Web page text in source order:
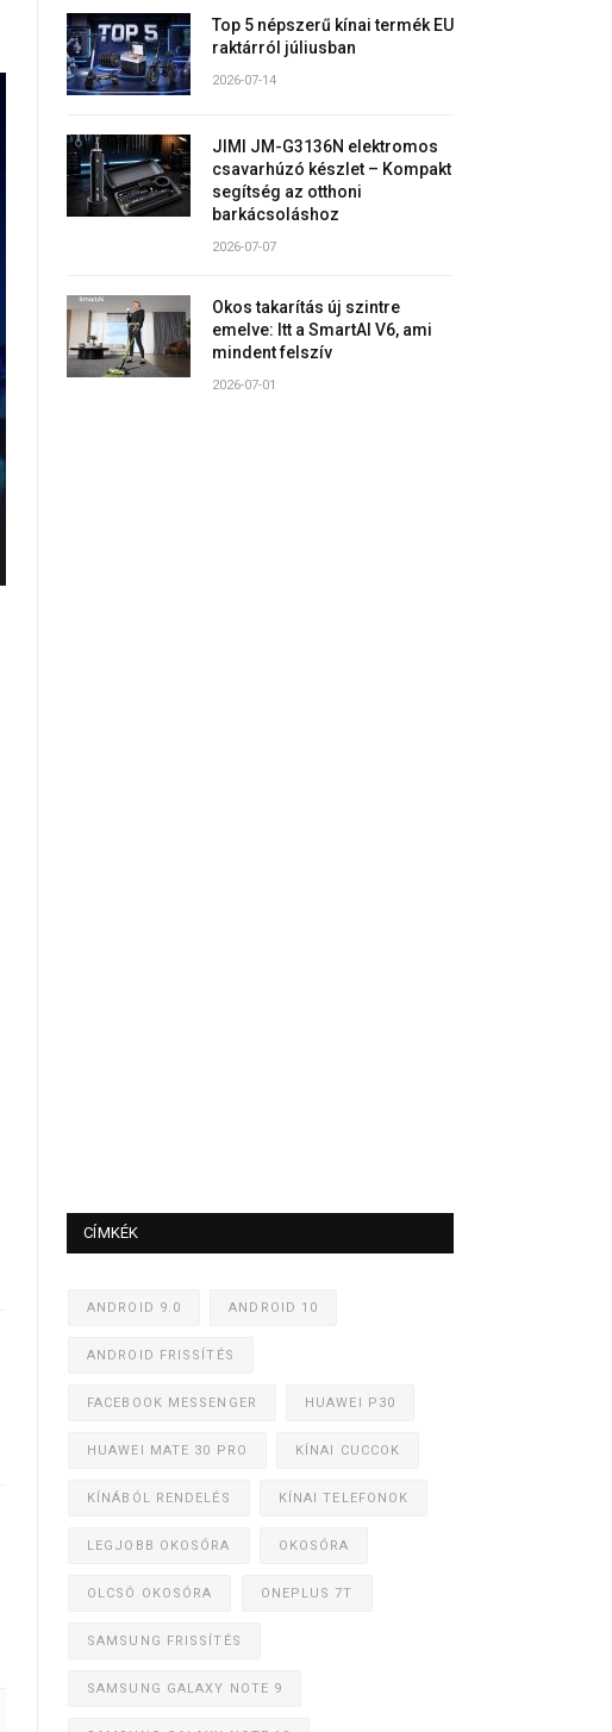
Top 5 népszerű kínai termék EU
raktárról júliusban
2026-07-14
JIMI JM-G3136N elektromos
csavarhúzó készlet – Kompakt
segítség az otthoni
barkácsoláshoz
2026-07-07
Okos takarítás új szintre
emelve: Itt a SmartAI V6, ami
mindent felszív
2026-07-01
CÍMKÉK
ANDROID 9.0 ANDROID 10
ANDROID FRISSÍTÉS
FACEBOOK MESSENGER HUAWEI P30
HUAWEI MATE 30 PRO KÍNAI CUCCOK
KÍNÁBÓL RENDELÉS KÍNAI TELEFONOK
LEGJOBB OKOSÓRA OKOSÓRA
OLCSÓ OKOSÓRA ONEPLUS 7T
SAMSUNG FRISSÍTÉS
SAMSUNG GALAXY NOTE 9